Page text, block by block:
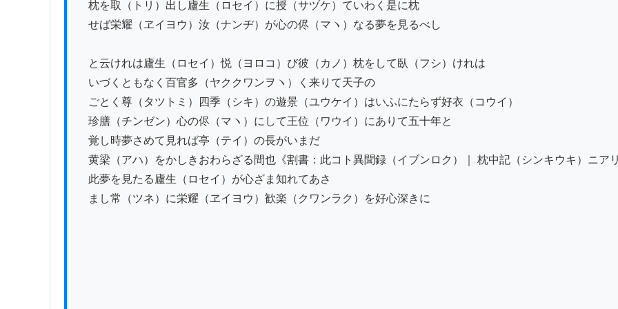
枕を取（トリ）出し廬生（ロセイ）に授（サヅケ）ていわく是に枕
せば栄耀（ヱイヨウ）汝（ナンヂ）が心の侭（マヽ）なる夢を見るべし
と云けれは廬生（ロセイ）悦（ヨロコ）び彼（カノ）枕をして臥（フシ）けれは
いづくともなく百官多（ヤククワンヲヽ）く来りて天子の
ごとく尊（タツトミ）四季（シキ）の遊景（ユウケイ）はいふにたらず好衣（コウイ）
珍膳（チンゼン）心の侭（マヽ）にして王位（ワウイ）にありて五十年と
覚し時夢さめて見れば亭（テイ）の長がいまだ
黄梁（アハ）をかしきおわらざる間也《割書：此コト異聞録（イブンロク）｜ 枕中記（シンキウキ）ニア
此夢を見たる廬生（ロセイ）が心ざま知れてあさ
まし常（ツネ）に栄耀（ヱイヨウ）歓楽（クワンラク）を好心深きに